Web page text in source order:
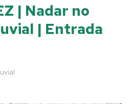
| Nadar no
| Entrada